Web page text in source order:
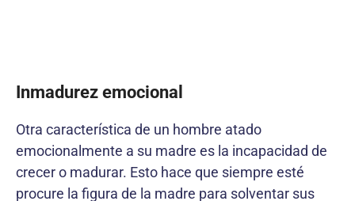
Inmadurez emocional
Otra característica de un hombre atado
emocionalmente a su madre es la incapacidad de
crecer o madurar. Esto hace que siempre esté
procure la figura de la madre para solventar sus